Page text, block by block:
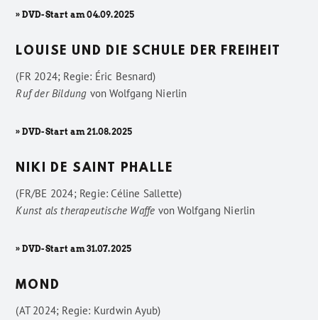
» DVD-Start am 04.09.2025
LOUISE UND DIE SCHULE DER FREIHEIT
(FR 2024; Regie: Éric Besnard)
Ruf der Bildung vonWolfgang Nierlin
» DVD-Start am 21.08.2025
NIKI DE SAINT PHALLE
(FR/BE 2024; Regie: Céline Sallette)
Kunst als therapeutische Waffe vonWolfgang Nierlin
» DVD-Start am 31.07.2025
MOND
(AT 2024; Regie: Kurdwin Ayub)